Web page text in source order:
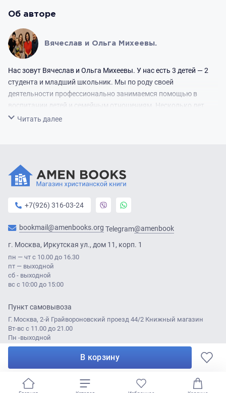
В корзину
Об авторе
Вячеслав и Ольга Михеевы.
Нас зовут Вячеслав и Ольга Михеевы. У нас есть 3 детей — 2
студента и младший школьник. Мы по роду своей
деятельности профессионально занимаемся помощью в
воспитании детей и семейным отношениям. Несколько лет
назад нам пришла идея оформить наши идеи по воспитанию
«политого» все это любовью.
Свернуть
Читать далее
+7(926) 316-03-24
bookmail@amenbooks.org Telegram@amenbook
г. Москва, Иркутская ул., дом 11, корп. 1
пн — чт с 10.00 до 16.30
пт — выходной
сб - выходной
вс с 10:00 до 15:00
Пункт самовывоза
Г. Москва, 2-й Грайвороновский проезд 44/2 Книжный магазин
Вт-вс с 11.00 до 21.00
Пн -выходной
Разработка сайта: Лабаротория ДА